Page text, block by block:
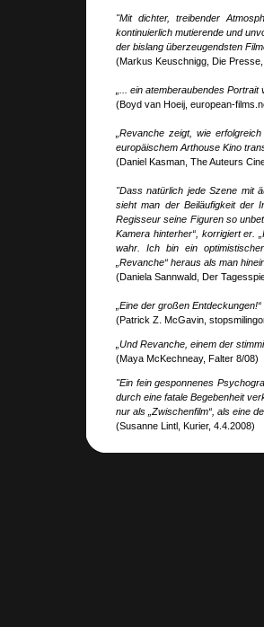
"Mit dichter, treibender
kontinuierlich mutierende und
der bislang überzeugendsten
(Markus Keuschnigg, Die
„... ein atemberaubendes
(Boyd van Hoeij, european-
„Revanche zeigt, wie
europäischem Arthouse Kino
(Daniel Kasman, The Auteurs
"Dass natürlich jede Szene mit
sieht man der Beiläufigkeit der
Regisseur seine Figuren so
Kamera hinterher“, korrigiert er.
wahr. Ich bin ein
„Revanche“ heraus als man
(Daniela Sannwald, Der
„Eine der großen Entdeckungen!“
(Patrick Z. McGavin,
„Und Revanche, einem der
(Maya McKechneay, Falter 8/08)
"Ein fein gesponnenes
durch eine fatale Begebenheit
nur als „Zwischenfilm“, als eine
(Susanne Lintl, Kurier, 4.4.2008)